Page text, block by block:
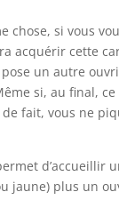
chose, si vous
acquérir cette
pose un autre
si, au final, ce
fait, vous ne
d’accueillir
jaune) plus un